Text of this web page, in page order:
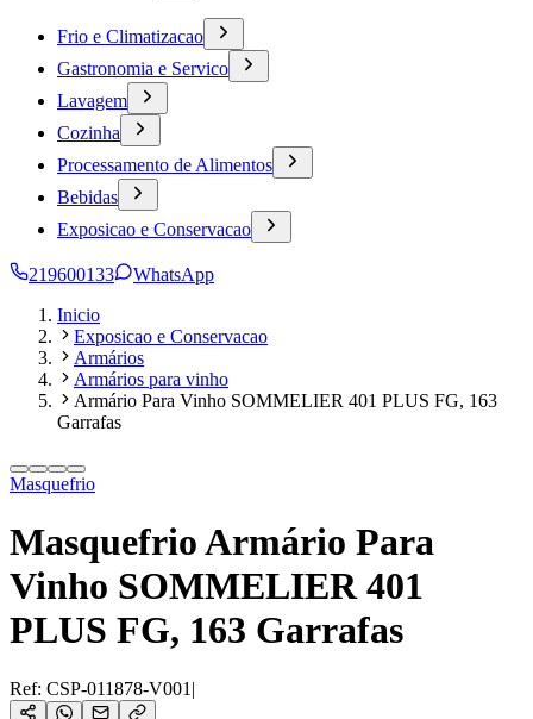
Frio e Climatizacao
Gastronomia e Servico
Lavagem
Cozinha
Processamento de Alimentos
Bebidas
Exposicao e Conservacao
219600133
WhatsApp
Inicio
Exposicao e Conservacao
Armários
Armários para vinho
Armário Para Vinho SOMMELIER 401 PLUS FG, 163
Garrafas
Masquefrio
Masquefrio Armário Para
Vinho SOMMELIER 401
PLUS FG, 163 Garrafas
Ref: CSP-011878-V001 |